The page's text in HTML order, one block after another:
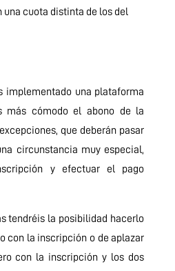
cuota distinta de los del
implementado una plataforma
más cómodo el abono de la
que deberán pasar
circunstancia muy especial,
y efectuar el pago
tendréis la posibilidad hacerlo
con la inscripción o de aplazar
con la inscripción y los dos